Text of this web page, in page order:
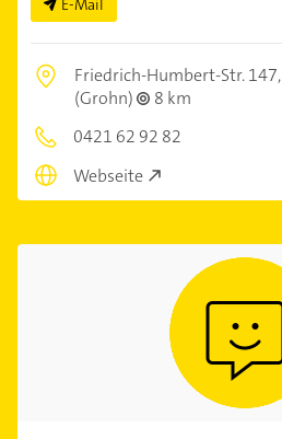
E-Mail
Friedrich-Humbert-Str. 147,
(Grohn)
8 km
0421 62 92 82
Webseite